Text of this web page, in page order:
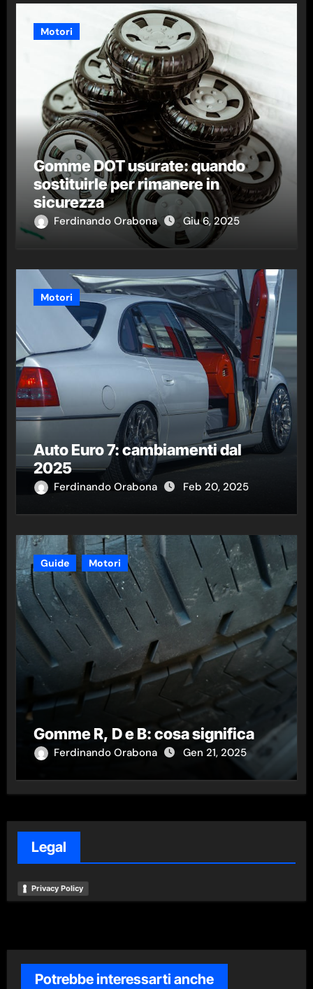
Motori
Gomme DOT usurate: quando
sostituirle per rimanere in
sicurezza
Ferdinando Orabona Giu 6, 2025
Motori
Auto Euro 7: cambiamenti dal
2025
Ferdinando Orabona Feb 20, 2025
Guide Motori
Gomme R, D e B: cosa significa
Ferdinando Orabona Gen 21, 2025
Legal
Privacy Policy
Potrebbe interessarti anche